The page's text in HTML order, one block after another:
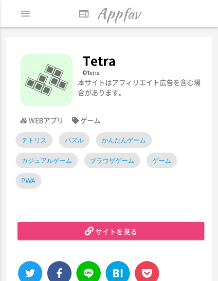
web Appfav
menu
Tetra
©Tetra
WEBアプリ ゲーム
テトリス パズル かんたんゲーム
カジュアルゲーム ブラウザゲーム ゲーム
PWA
本サイトはアフィリエイト広告を含む場
合があります。
サイトを見る